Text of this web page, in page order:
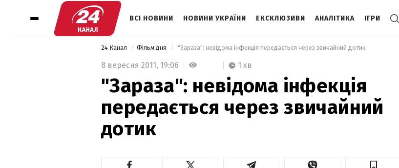
ВСІ НОВИНИ НОВИНИ УКРАЇНИ ЕКСКЛЮЗИВИ АНАЛІТИКА ІГРИ
24 Канал Фільм дня "Зараза": невідома інфекція передається через звичайний дотик
8 вересня 2011, 19:06 1 хв
"Зараза": невідома інфекція
передається через звичайний
дотик